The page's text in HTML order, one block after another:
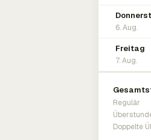
6. Aug.
Freitag
7. Aug.
Regulär
Doppelte